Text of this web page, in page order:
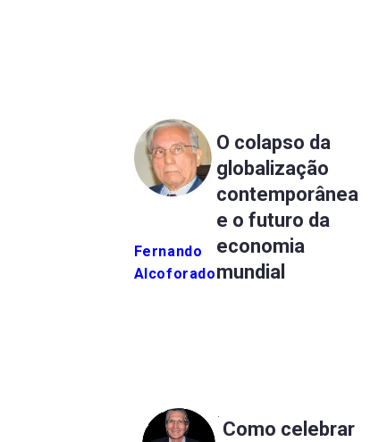
Fernando
Alcoforado
O colapso da
globalização
contemporânea
e o futuro da
economia
mundial
Como celebrar